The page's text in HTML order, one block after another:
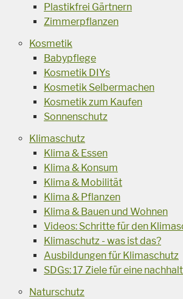
Plastikfrei Gärtnern
Zimmerpflanzen
Kosmetik
Babypflege
Kosmetik DIYs
Kosmetik Selbermachen
Kosmetik zum Kaufen
Sonnenschutz
Klimaschutz
Klima & Essen
Klima & Konsum
Klima & Mobilität
Klima & Pflanzen
Klima & Bauen und Wohnen
Videos: Schritte für den
Klimaschutz - was ist das?
Ausbildungen für Klimaschutz
SDGs: 17 Ziele für eine
Naturschutz